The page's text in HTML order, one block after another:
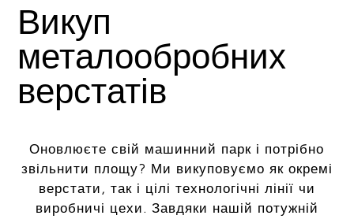
Викуп
металообробних
верстатів
Оновлюєте свій машинний парк і потрібно
звільнити площу? Ми викуповуємо як окремі
верстати, так і цілі технологічні лінії чи
виробничі цехи. Завдяки нашій потужній